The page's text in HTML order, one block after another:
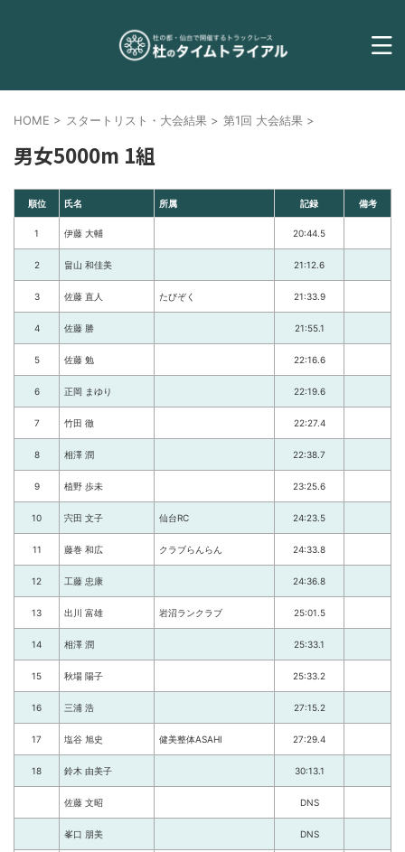
HOME > スタートリスト・大会結果 > 第1回 大会結果 >
男女5000m 1組
順位 氏名 所属 記録 備考
1 伊藤 大輔 20:44.5
2 畠山 和佳美 21:12.6
3 佐藤 直人 たびぞく 21:33.9
4 佐藤 勝 21:55.1
5 佐藤 勉 22:16.6
6 正岡 まゆり 22:19.6
7 竹田 徹 22:27.4
8 相澤 潤 22:38.7
9 植野 歩未 23:25.6
10 宍田 文子 仙台RC 24:23.5
11 藤巻 和広 クラブらんらん 24:33.8
12 工藤 忠康 24:36.8
13 出川 富雄 岩沼ランクラブ 25:01.5
14 相澤 潤 25:33.1
15 秋場 陽子 25:33.2
16 三浦 浩 27:15.2
17 塩谷 旭史 健美整体ASAHI 27:29.4
18 鈴木 由美子 30:13.1
佐藤 文昭 DNS
峯口 朋美 DNS